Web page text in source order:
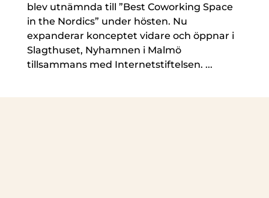
blev utnämnda till ”Best Coworking Space
in the Nordics” under hösten. Nu
expanderar konceptet vidare och öppnar i
Slagthuset, Nyhamnen i Malmö
tillsammans med Internetstiftelsen. ...